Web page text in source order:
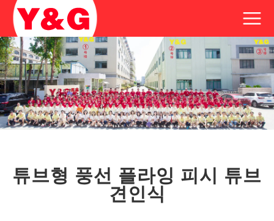
튜브형 풍선 플라잉 피시 튜브
견인식